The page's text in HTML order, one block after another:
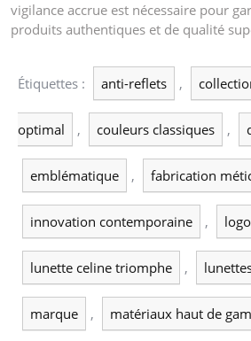
vigilance accrue est nécessaire pour
produits authentiques et de qualité
Étiquettes : anti-reflets ,
optimal , couleurs classiques ,
emblématique , fabrication
innovation contemporaine ,
lunette celine triomphe ,
marque , matériaux haut de